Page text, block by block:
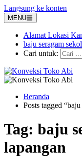
Langsung ke konten
MENU
Alamat Lokasi
baju seragam
Cari untuk:
Beranda
Posts tagged
Tag: baju
lapangan